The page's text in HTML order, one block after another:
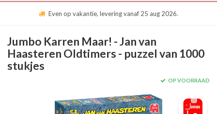
Even op vakantie, levering vanaf 25 aug 2026.
Jumbo Karren Maar! - Jan van
Haasteren Oldtimers - puzzel van 1000
stukjes
OP VOORRAAD